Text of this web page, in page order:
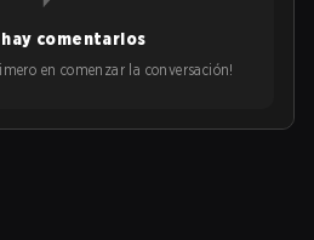
hay comentarios
en comenzar la conversación!